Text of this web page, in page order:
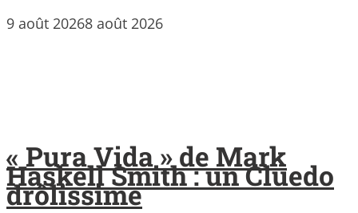
9 août 20268 août 2026
« Pura Vida » de Mark
Haskell Smith : un Cluedo
drôlissime